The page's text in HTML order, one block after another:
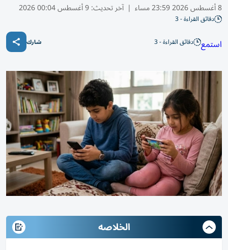
8 أغسطس 2026 23:59 مساء | آخر تحديث:9 أغسطس 00:04 2026
دقائق القراءة - 3
استمع دقائق القراءة - 3 شارك
الخلاصه